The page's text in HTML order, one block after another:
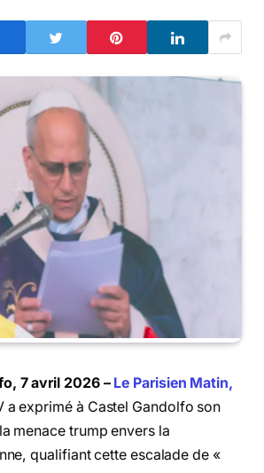
7 avril 2026 – Le Parisien Matin,
a exprimé à Castel Gandolfo son
menace trump envers la
qualifiant cette escalade de «